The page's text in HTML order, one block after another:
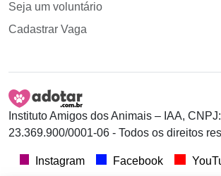
Seja um voluntário
Cadastrar Vaga
Instituto Amigos dos Animais – IAA, CNPJ:
23.369.900/0001-06 - Todos os direitos
Instagram Facebook